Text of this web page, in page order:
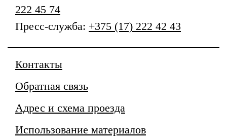
222 45 74
Пресс-служба: +375 (17) 222 42 43
Контакты
Обратная связь
Адрес и схема проезда
Использование материалов